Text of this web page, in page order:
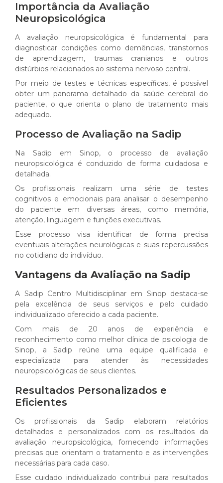
Importância da Avaliação
Neuropsicológica
A avaliação neuropsicológica é fundamental para
diagnosticar condições como demências, transtornos
de aprendizagem, traumas cranianos e outros
distúrbios relacionados ao sistema nervoso central.
Por meio de testes e técnicas específicas, é possível
obter um panorama detalhado da saúde cerebral do
paciente, o que orienta o plano de tratamento mais
adequado.
Processo de Avaliação na Sadip
Na Sadip em Sinop, o processo de avaliação
neuropsicológica é conduzido de forma cuidadosa e
detalhada.
Os profissionais realizam uma série de testes
cognitivos e emocionais para analisar o desempenho
do paciente em diversas áreas, como memória,
atenção, linguagem e funções executivas.
Esse processo visa identificar de forma precisa
eventuais alterações neurológicas e suas repercussões
no cotidiano do indivíduo.
Vantagens da Avaliação na Sadip
A Sadip Centro Multidisciplinar em Sinop destaca-se
pela excelência de seus serviços e pelo cuidado
individualizado oferecido a cada paciente.
Com mais de 20 anos de experiência e
reconhecimento como melhor clínica de psicologia de
Sinop, a Sadip reúne uma equipe qualificada e
especializada para atender às necessidades
neuropsicológicas de seus clientes.
Resultados Personalizados e
Eficientes
Os profissionais da Sadip elaboram relatórios
detalhados e personalizados com os resultados da
avaliação neuropsicológica, fornecendo informações
precisas que orientam o tratamento e as intervenções
necessárias para cada caso.
Esse cuidado individualizado contribui para resultados